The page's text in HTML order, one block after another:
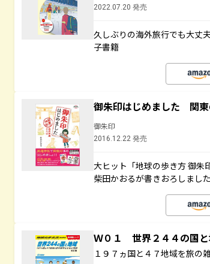
2022.07.20 発売
久しぶりの海外旅行でも大丈
子書籍
御朱印はじめました 関
御朱印
2016.12.22 発売
大ヒット「地球の歩き方 御朱
柴田かおるが書きおろしました
Ｗ０１ 世界２４４の国
１９７ヵ国と４７地域を旅の